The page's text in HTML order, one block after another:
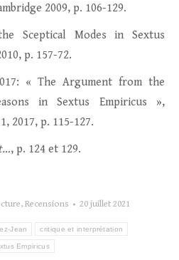
2009, p. 106-129.
Sceptical Modes in Sextus
p. 157-72.
« The Argument from the
in Sextus Empiricus »,
2017, p. 115-127.
, p. 124 et 129.
, Recensions 20 juillet 2021
Jean critique et interprétation
Empiricus